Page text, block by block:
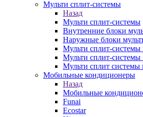
Мульти сплит-системы
Назад
Мульти сплит-системы
Внутренние блоки
Наружные блоки
Мульти сплит-системы
Мульти сплит-системы
Мульти сплит системы
Мобильные кондиционеры
Назад
Мобильные
Funai
Ecostar